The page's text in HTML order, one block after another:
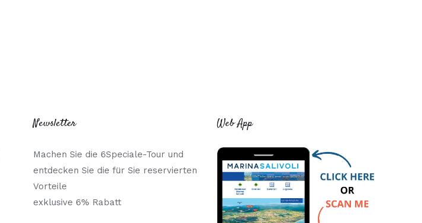
Newsletter
Machen Sie die 6Speciale-Tour und
entdecken Sie die für Sie reservierten
Vorteile
exklusive 6% Rabatt
Web App